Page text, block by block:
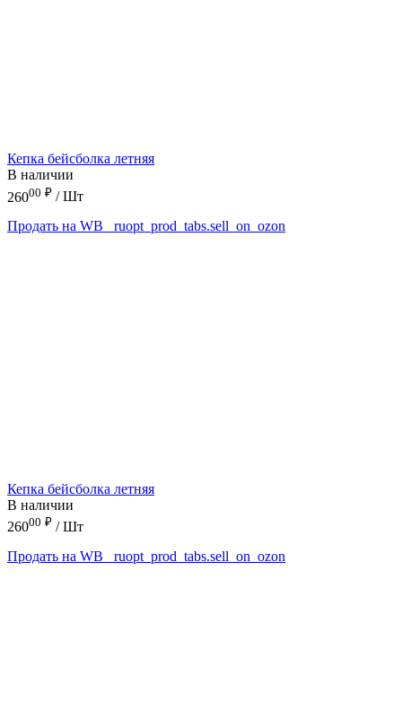
Кепка бейсболка летняя
В наличии
26000 ₽ / Шт
Продать на WB
_ruopt_prod_tabs.sell_on_ozon
Кепка бейсболка летняя
В наличии
26000 ₽ / Шт
Продать на WB
_ruopt_prod_tabs.sell_on_ozon